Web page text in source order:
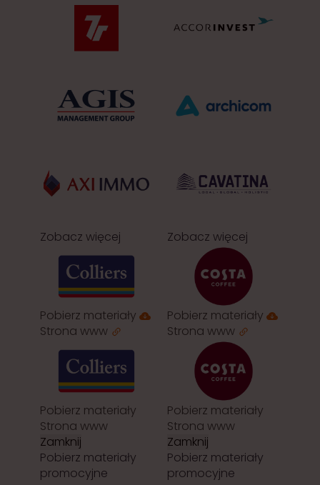
Zobacz więcej
Pobierz materiały
Strona www
Pobierz materiały
Strona www
Zamknij
Pobierz materiały
promocyjne
Zobacz więcej
Pobierz materiały
Strona www
Pobierz materiały
Strona www
Zamknij
Pobierz materiały
promocyjne